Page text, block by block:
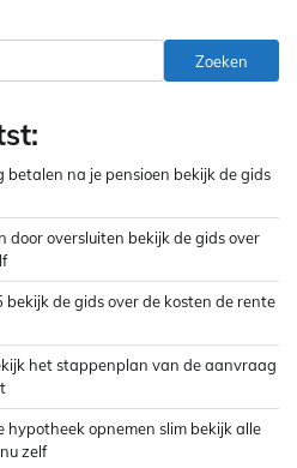
Zoeken
betalen na je pensioen bekijk de gids
door oversluiten bekijk de gids over
bekijk de gids over de kosten de rente
het stappenplan van de aanvraag
hypotheek opnemen slim bekijk alle
zelf